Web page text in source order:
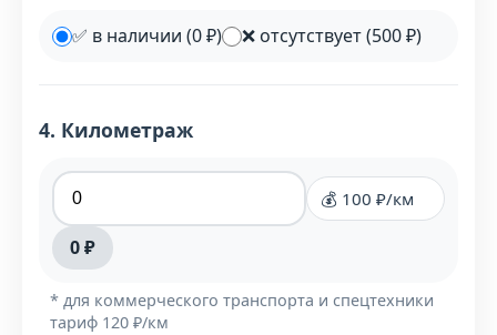
✅ в наличии (0 ₽) ❌ отсутствует (500 ₽)
4. Километраж
💰 100 ₽/км
0 ₽
* для коммерческого транспорта и спецтехники
тариф 120 ₽/км